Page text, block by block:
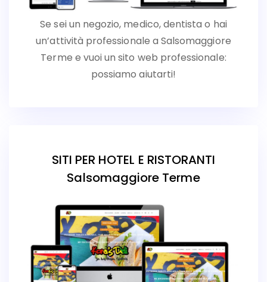
Se sei un negozio, medico, dentista o hai
un’attività professionale a Salsomaggiore
Terme e vuoi un sito web professionale:
possiamo aiutarti!
SITI PER HOTEL E RISTORANTI
Salsomaggiore Terme